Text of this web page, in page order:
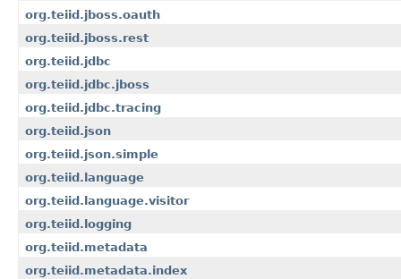
org.teiid.jboss.oauth
org.teiid.jboss.rest
org.teiid.jdbc
org.teiid.jdbc.jboss
org.teiid.jdbc.tracing
org.teiid.json
org.teiid.json.simple
org.teiid.language
org.teiid.language.visitor
org.teiid.logging
org.teiid.metadata
org.teiid.metadata.index